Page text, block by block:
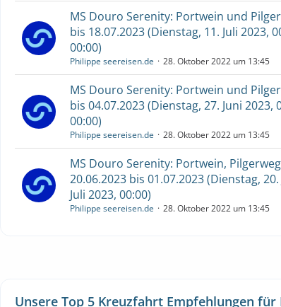
MS Douro Serenity: Portwein und
bis 18.07.2023 (Dienstag, 11. Juli 2023,
00:00)
Philippe seereisen.de 28. Oktober 2022 um 13:45
MS Douro Serenity: Portwein und
bis 04.07.2023 (Dienstag, 27. Juni 2023,
00:00)
Philippe seereisen.de 28. Oktober 2022 um 13:45
MS Douro Serenity: Portwein,
20.06.2023 bis 01.07.2023 (Dienstag,
Juli 2023, 00:00)
Philippe seereisen.de 28. Oktober 2022 um 13:45
Unsere Top 5 Kreuzfahrt Empfehlungen für